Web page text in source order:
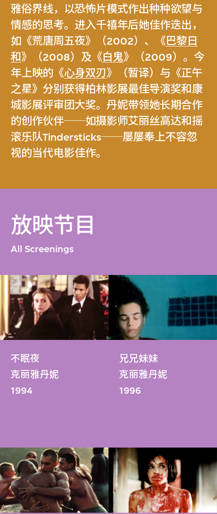
雅俗界线，以恐怖片模式作出种种欲望与
情感的思考。进入千禧年后她佳作迭出，
如《荒唐周五夜》（2002）、《巴黎日
和》（2008）及《白鬼》（2009）。今
年上映的《心身双刃》（暂译）与《正午
之星》分别获得柏林影展最佳导演奖和康
城影展评审团大奖。丹妮带领她长期合作
的创作伙伴──如摄影师艾丽丝高达和摇
滚乐队Tindersticks──屡屡奉上不容忽
视的当代电影佳作。
放映节目
All Screenings
不眠夜
克丽雅丹妮
1994
兄兄妹妹
克丽雅丹妮
1996